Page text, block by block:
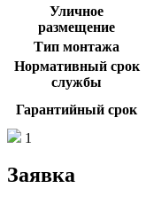
Уличное
размещение
Тип монтажа
Нормативный срок
службы
Гарантийный срок
1
Заявка